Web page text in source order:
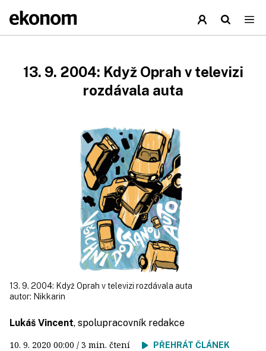
13. 9. 2004: Když Oprah v televizi
rozdávala auta
13. 9. 2004: Když Oprah v televizi rozdávala auta
autor: Nikkarin
Lukáš Vincent, spolupracovník redakce
10. 9. 2020 00:00 / 3 min. čtení PŘEHRÁT ČLÁNEK